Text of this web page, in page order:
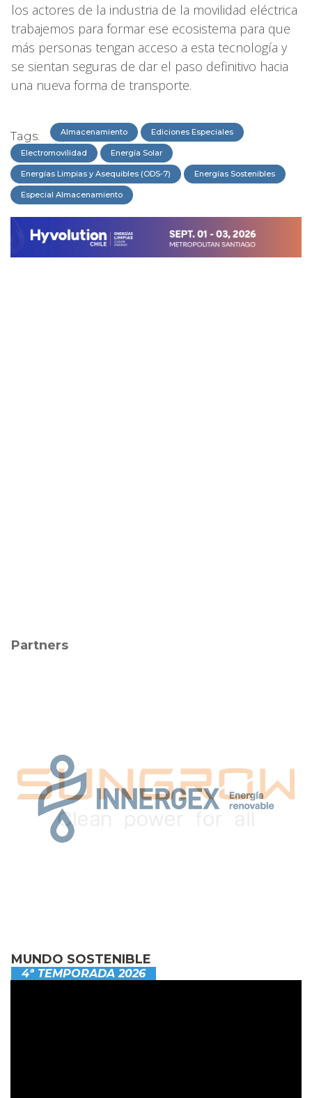
los actores de la industria de la movilidad eléctrica
trabajemos para formar ese ecosistema para que
más personas tengan acceso a esta tecnología y
se sientan seguras de dar el paso definitivo hacia
una nueva forma de transporte.
Tags: Almacenamiento Ediciones Especiales
Electromovilidad Energía Solar
Energías Limpias y Asequibles (ODS-7) Energías Sostenibles
Especial Almacenamiento
Partners
MUNDO SOSTENIBLE
4ª TEMPORADA 2026